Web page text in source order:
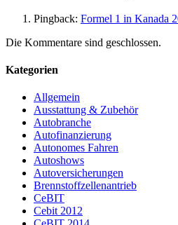
Pingback: Formel 1 in Kanada
Die Kommentare sind geschlossen.
Kategorien
Allgemein
Ausstattung & Zubehör
Autobranche
Autofinanzierung
Autonomes Fahren
Autoshows
Autoversicherungen
Brennstoffzellenantrieb
CeBIT
Cebit 2012